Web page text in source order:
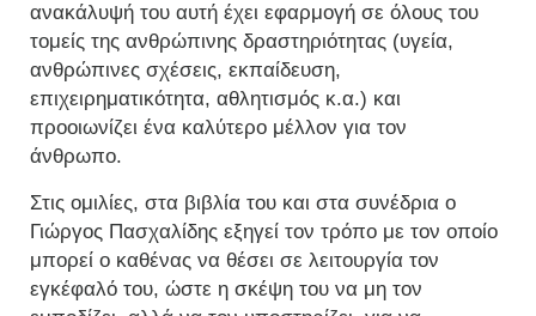
ανακάλυψή του αυτή έχει εφαρμογή σε όλους του
τομείς της ανθρώπινης δραστηριότητας (υγεία,
ανθρώπινες σχέσεις, εκπαίδευση,
επιχειρηματικότητα, αθλητισμός κ.α.) και
προοιωνίζει ένα καλύτερο μέλλον για τον
άνθρωπο.
Στις ομιλίες, στα βιβλία του και στα συνέδρια ο
Γιώργος Πασχαλίδης εξηγεί τον τρόπο με τον οποίο
μπορεί ο καθένας να θέσει σε λειτουργία τον
εγκέφαλό του, ώστε η σκέψη του να μη τον